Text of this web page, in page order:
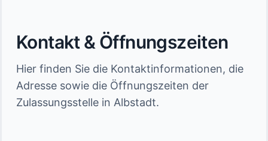
Kontakt & Öffnungszeiten
Hier finden Sie die Kontaktinformationen, die
Adresse sowie die Öffnungszeiten der
Zulassungsstelle in Albstadt.